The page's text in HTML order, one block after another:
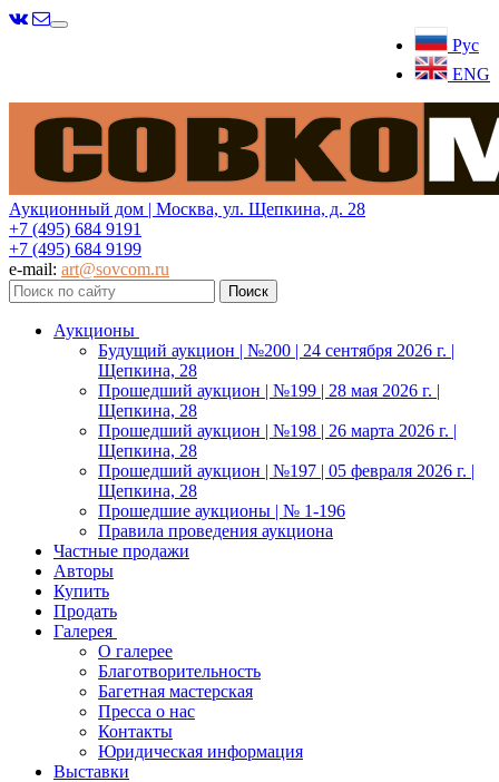
Рус
ENG
Меню
Аукционный дом | Москва, ул. Щепкина, д. 28
+7 (495) 684 9191
+7 (495) 684 9199
e-mail: art@sovcom.ru
Аукционы
Будущий аукцион | №200 | 24 сентября 2026 г. |
Щепкина, 28
Прошедший аукцион | №199 | 28 мая 2026 г. |
Щепкина, 28
Прошедший аукцион | №198 | 26 марта 2026 г. |
Щепкина, 28
Прошедший аукцион | №197 | 05 февраля 2026 г. |
Щепкина, 28
Прошедшие аукционы | № 1-196
Правила проведения аукциона
Частные продажи
Авторы
Купить
Продать
Галерея
О галерее
Благотворительность
Багетная мастерская
Пресса о нас
Контакты
Юридическая информация
Выставки